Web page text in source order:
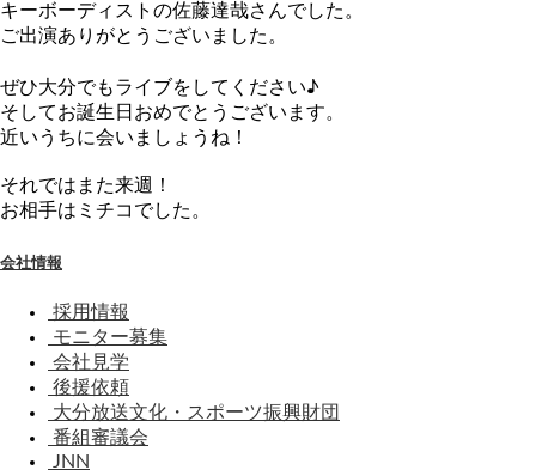
キーボーディストの佐藤達哉さんでした。
ご出演ありがとうございました。
ぜひ大分でもライブをしてください♪
そしてお誕生日おめでとうございます。
近いうちに会いましょうね！
それではまた来週！
お相手はミチコでした。
会社情報
採用情報
モニター募集
会社見学
後援依頼
大分放送文化・スポーツ振興財団
番組審議会
JNN